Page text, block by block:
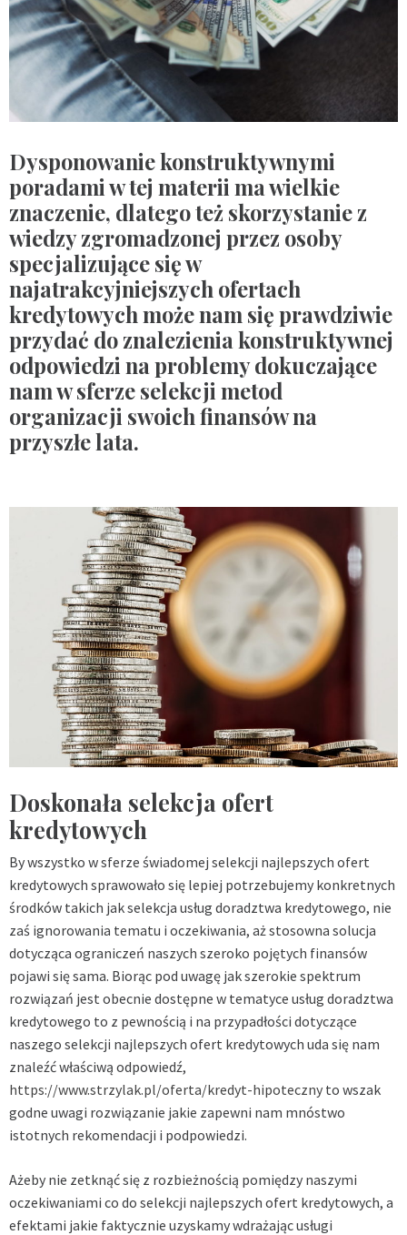
Dysponowanie konstruktywnymi
poradami w tej materii ma wielkie
znaczenie, dlatego też skorzystanie z
wiedzy zgromadzonej przez osoby
specjalizujące się w
najatrakcyjniejszych ofertach
kredytowych może nam się prawdziwie
przydać do znalezienia konstruktywnej
odpowiedzi na problemy dokuczające
nam w sferze selekcji metod
organizacji swoich finansów na
przyszłe lata.
Doskonała selekcja ofert
kredytowych
By wszystko w sferze świadomej selekcji najlepszych ofert
kredytowych sprawowało się lepiej potrzebujemy konkretnych
środków takich jak selekcja usług doradztwa kredytowego, nie
zaś ignorowania tematu i oczekiwania, aż stosowna solucja
dotycząca ograniczeń naszych szeroko pojętych finansów
pojawi się sama. Biorąc pod uwagę jak szerokie spektrum
rozwiązań jest obecnie dostępne w tematyce usług doradztwa
kredytowego to z pewnością i na przypadłości dotyczące
naszego selekcji najlepszych ofert kredytowych uda się nam
znaleźć właściwą odpowiedź,
https://www.strzylak.pl/oferta/kredyt-hipoteczny to wszak
godne uwagi rozwiązanie jakie zapewni nam mnóstwo
istotnych rekomendacji i podpowiedzi.
Ażeby nie zetknąć się z rozbieżnością pomiędzy naszymi
oczekiwaniami co do selekcji najlepszych ofert kredytowych, a
efektami jakie faktycznie uzyskamy wdrażając usługi